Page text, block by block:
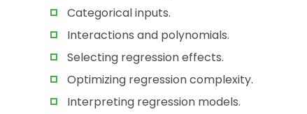
Categorical inputs.
Interactions and polynomials.
Selecting regression effects.
Optimizing regression complexity.
Interpreting regression models.